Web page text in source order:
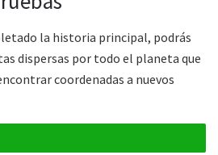
la historia principal, podrás
dispersas por todo el planeta que
coordenadas a nuevos